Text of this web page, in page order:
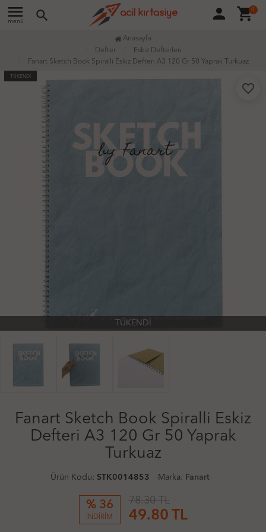
menu
menü search person shopping_cart
0
Anasayfa
Defter
Eskiz Defterleri
Fanart Sketch Book Spiralli Eskiz Defteri A3 120 Gr 50 Yaprak Turkuaz
TÜKENDİ
favorite_border
TÜKENDİ
Fanart Sketch Book Spiralli Eskiz
Defteri A3 120 Gr 50 Yaprak
Turkuaz
Ürün Kodu: STK0014853 Marka: Fanart
% 36
İNDİRİM
78.30 TL
49.80 TL